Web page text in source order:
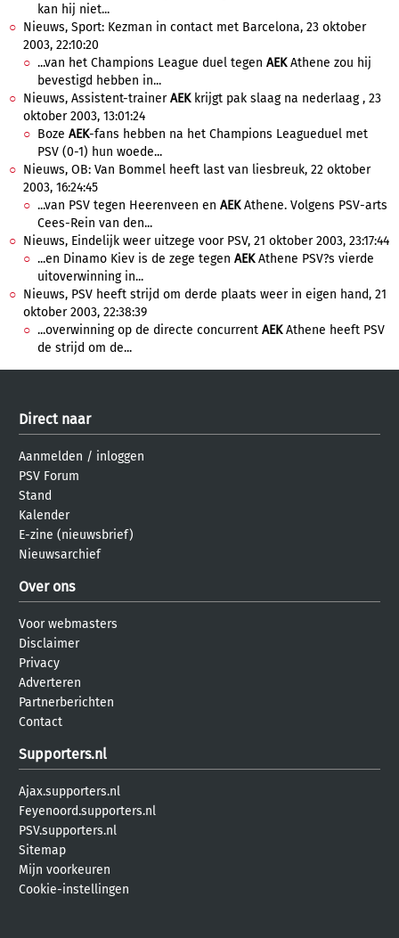
kan hij niet...
Nieuws, Sport: Kezman in contact met Barcelona, 23 oktober
2003, 22:10:20
...van het Champions League duel tegen AEKAthene zou hij
bevestigd hebben in...
Nieuws, Assistent-trainerAEKkrijgt pak slaag na nederlaag , 23
oktober 2003, 13:01:24
Boze AEK-fans hebben na het Champions Leagueduel met
PSV (0-1) hun woede...
Nieuws, OB: Van Bommel heeft last van liesbreuk, 22 oktober
2003, 16:24:45
...van PSV tegen Heerenveen en AEKAthene. Volgens PSV-arts
Cees-Rein van den...
Nieuws, Eindelijk weer uitzege voor PSV, 21 oktober 2003, 23:17:44
...en Dinamo Kiev is de zege tegen AEKAthene PSV?s vierde
uitoverwinning in...
Nieuws, PSV heeft strijd om derde plaats weer in eigen hand, 21
oktober 2003, 22:38:39
...overwinning op de directe concurrent AEKAthene heeft PSV
de strijd om de...
Direct naar
Aanmelden / inloggen
PSV Forum
Stand
Kalender
E-zine (nieuwsbrief)
Nieuwsarchief
Over ons
Voor webmasters
Disclaimer
Privacy
Adverteren
Partnerberichten
Contact
Supporters.nl
Ajax.supporters.nl
Feyenoord.supporters.nl
PSV.supporters.nl
Sitemap
Mijn voorkeuren
Cookie-instellingen